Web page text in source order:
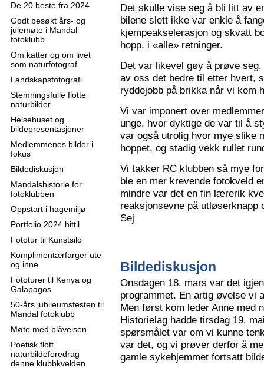
De 20 beste fra 2024
Godt besøkt års- og
julemøte i Mandal
fotoklubb
Om katter og om livet
som naturfotograf
Landskapsfotografi
Stemningsfulle flotte
naturbilder
Helsehuset og
bildepresentasjoner
Medlemmenes bilder i
fokus
Bildediskusjon
Mandalshistorie for
fotoklubben
Oppstart i hagemiljø
Portfolio 2024 hittil
Fototur til Kunstsilo
Komplimentærfarger ute
og inne
Fototurer til Kenya og
Galapagos
50-års jubileumsfesten til
Mandal fotoklubb
Møte med blåveisen
Poetisk flott
naturbildeforedrag
denne klubbkvelden
Det skulle vise seg å bli litt av
bilene slett ikke var enkle å
kjempeakselerasjon og skvatt
hopp, i «alle» retninger.
Det var likevel gøy å prøve
av oss det bedre til etter hvert,
ryddejobb på brikka når vi kom
Vi var imponert over
unge, hvor dyktige de var til å
var også utrolig hvor mye slike
hoppet, og stadig vekk rullet
Vi takker RC klubben så mye
ble en mer krevende fotokveld
mindre var det en fin lærerik
reaksjonsevne på utløserknapp
Sej
Bildediskusjon
Onsdagen 18. mars var det
programmet. En artig øvelse vi
Men først kom leder Anne med
Historielag hadde tirsdag 19.
spørsmålet var om vi kunne
var det, og vi prøver derfor å
gamle sykehjemmet fortsatt